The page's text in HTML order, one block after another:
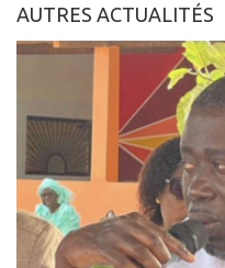
AUTRES ACTUALITÉS